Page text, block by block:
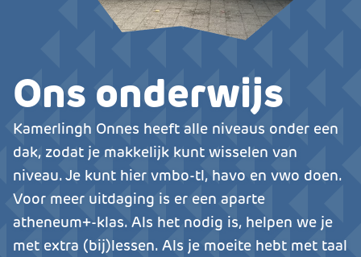
Ons onderwijs
Kamerlingh Onnes heeft alle niveaus onder een
dak, zodat je makkelijk kunt wisselen van
niveau. Je kunt hier vmbo-tl, havo en vwo doen.
Voor meer uitdaging is er een aparte
atheneum+-klas. Als het nodig is, helpen we je
met extra (bij)lessen. Als je moeite hebt met taal